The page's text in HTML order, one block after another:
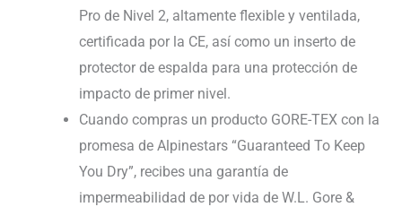
Pro de Nivel 2, altamente flexible y ventilada,
certificada por la CE, así como un inserto de
protector de espalda para una protección de
impacto de primer nivel.
Cuando compras un producto GORE-TEX con la
promesa de Alpinestars “Guaranteed To Keep
You Dry”, recibes una garantía de
impermeabilidad de por vida de W.L. Gore &